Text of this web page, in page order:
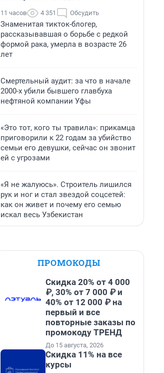
11 часов 4 351 Обсудить
Знаменитая тикток-блогер,
рассказывавшая о борьбе с редкой
формой рака, умерла в возрасте 26
лет
Смертельный аудит: за что в начале
2000-х убили бывшего главбуха
нефтяной компании Уфы
«Это тот, кого ты травила»: прикамца
приговорили к 22 годам за убийство
семьи его девушки, сейчас он звонит
ей с угрозами
«Я не жалуюсь». Строитель лишился
рук и ног и стал звездой соцсетей:
как он живет и почему его семью
искал весь Узбекистан
ПРОМОКОДЫ
Скидка 20% от 4 000
₽, 30% от 7 000 ₽ и
40% от 12 000 ₽ на
первый и все
повторные заказы по
промокоду ТРЕНД
До 15 августа, 2026
Скидка 11% на все
курсы